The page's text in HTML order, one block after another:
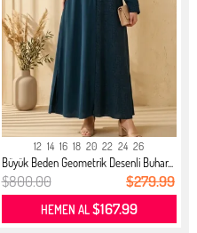
12 14 16 18 20 22 24 26
Büyük Beden Geometrik Desenli Buhar...
$800.00 $279.99
HEMEN AL$167.99